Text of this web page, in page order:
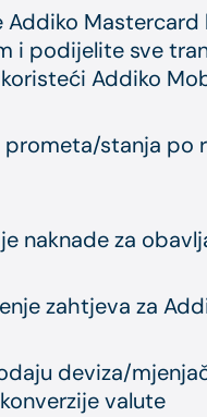
Addiko
i podijelite sve
Addiko
prometa/stanja po
naknade za
zahtjeva za
deviza/
valute